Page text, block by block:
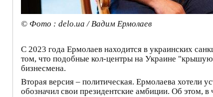
© Фото : delo.ua / Вадим Ермолаев
С 2023 года Ермолаев находится в украинских
том, что подобные кол-центры на Украине
бизнесмена.
Вторая версия – политическая. Ермолаева хотели
обозначил свои президентские амбиции. Об этом,